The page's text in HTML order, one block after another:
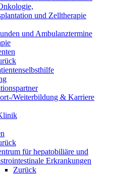
und Zelltherapie
und Ambulanztermine
Weiterbildung & Karriere
für hepatobiliäre und
Erkrankungen
Zurück